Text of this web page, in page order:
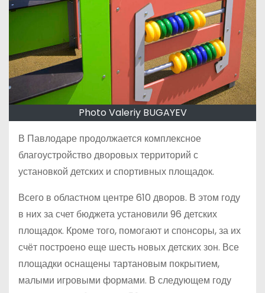
Photo Valeriy BUGAYEV
В Павлодаре продолжается комплексное
благоустройство дворовых территорий с
установкой детских и спортивных площадок.
Всего в областном центре 610 дворов. В этом году
в них за счет бюджета установили 96 детских
площадок. Кроме того, помогают и спонсоры, за их
счёт построено еще шесть новых детских зон. Все
площадки оснащены тартановым покрытием,
малыми игровыми формами. В следующем году